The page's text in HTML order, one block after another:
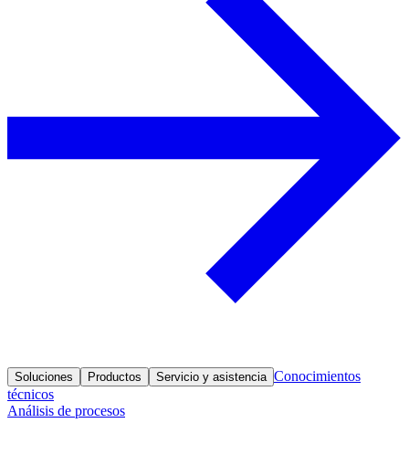
Soluciones Productos Servicio y asistencia Conocimientos
técnicos
Análisis de procesos